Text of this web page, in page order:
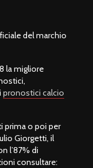
del marchio
la migliore
pronostici calcio
prima o poi per
Giorgetti, il
l’87% di
consultare: